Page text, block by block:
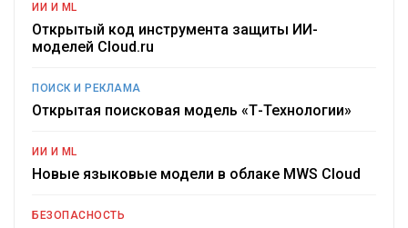
ИИ И ML
Открытый код инструмента защиты ИИ-
моделей Cloud.ru
ПОИСК И РЕКЛАМА
Открытая поисковая модель «Т-Технологии»
ИИ И ML
Новые языковые модели в облаке MWS Cloud
БЕЗОПАСНОСТЬ